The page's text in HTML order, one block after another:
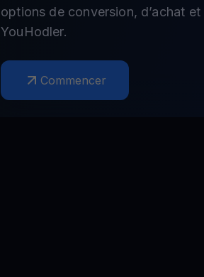
options de conversion, d’achat
YouHodler.
Commencer